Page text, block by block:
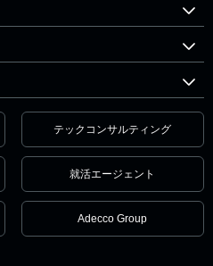
テックコンサルティング
就活エージェント
Adecco Group